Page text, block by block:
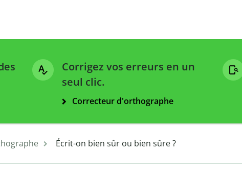
Corrigez vos erreurs en un
seul clic.
Correcteur d'orthographe
Écrit-on bien sûr ou bien sûre ?